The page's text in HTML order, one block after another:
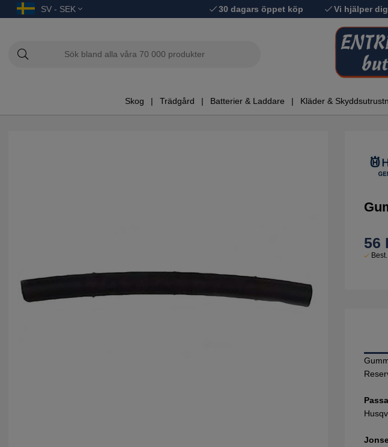
SV - SEK 30 dagars öppet köp Vi hjälper
Skog Trädgård Batterier & Laddare Kläder &
56